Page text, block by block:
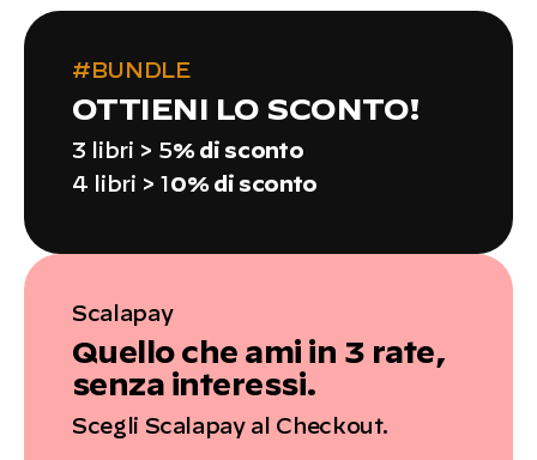
#BUNDLE
OTTIENI LO SCONTO!
3 libri > 5% di sconto
4 libri > 10% di sconto
Scalapay
Quello che ami in 3 rate,
senza interessi.
Scegli Scalapay al Checkout.